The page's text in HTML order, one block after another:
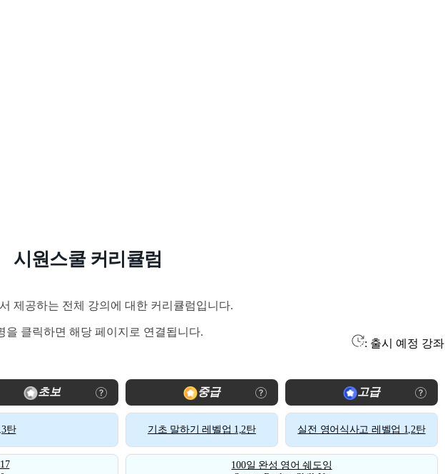
시원스쿨 커리큘럼
제공하는 전체 강의에 대한 커리큘럼입니다.
을 클릭하면 해당 페이지로 연결됩니다.
: 출시 예정 강좌
초보 중급 고급
탄 기초 말하기 레벨업 1,2탄 실전 영어식사고 레벨업 1,2탄
100일 완성 영어 쉐도잉